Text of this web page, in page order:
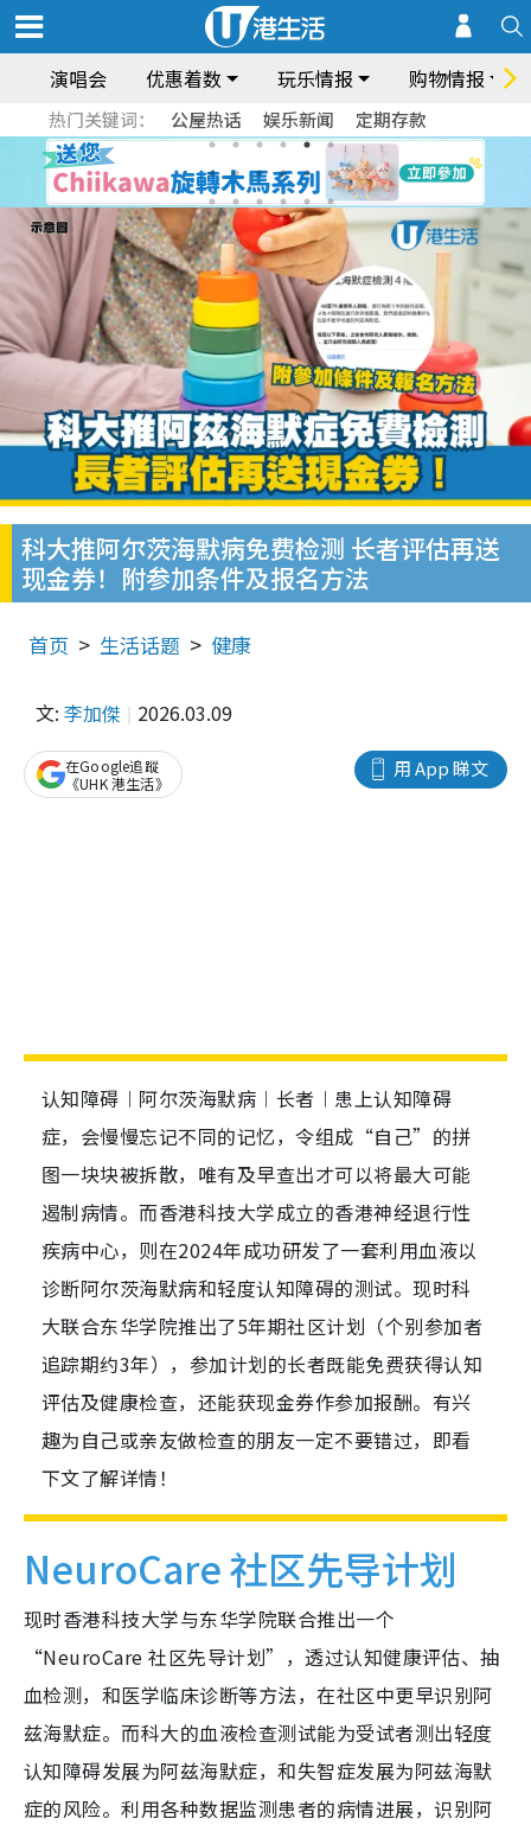
演唱会 优惠着数 玩乐情报 购物情报
热门关键词： 公屋热话 娱乐新闻 定期存款
科大推阿尔茨海默病免费检测 长者评估再送
现金券！附参加条件及报名方法
首页 生活话题 健康
文: 李加傑 2026.03.09
用 App 睇文
在Google追蹤
《UHK 港生活》
认知障碍︱阿尔茨海默病︱长者︱患上认知障碍
症，会慢慢忘记不同的记忆，令组成“自己”的拼
图一块块被拆散，唯有及早查出才可以将最大可能
遏制病情。而香港科技大学成立的香港神经退行性
疾病中心，则在2024年成功研发了一套利用血液以
诊断阿尔茨海默病和轻度认知障碍的测试。现时科
大联合东华学院推出了5年期社区计划（个别参加者
追踪期约3年），参加计划的长者既能免费获得认知
评估及健康检查，还能获现金券作参加报酬。有兴
趣为自己或亲友做检查的朋友一定不要错过，即看
下文了解详情！
NeuroCare 社区先导计划
现时香港科技大学与东华学院联合推出一个
“NeuroCare 社区先导计划”，透过认知健康评估、抽
血检测，和医学临床诊断等方法，在社区中更早识别阿
兹海默症。而科大的血液检查测试能为受试者测出轻度
认知障碍发展为阿兹海默症，和失智症发展为阿兹海默
症的风险。利用各种数据监测患者的病情进展，识别阿